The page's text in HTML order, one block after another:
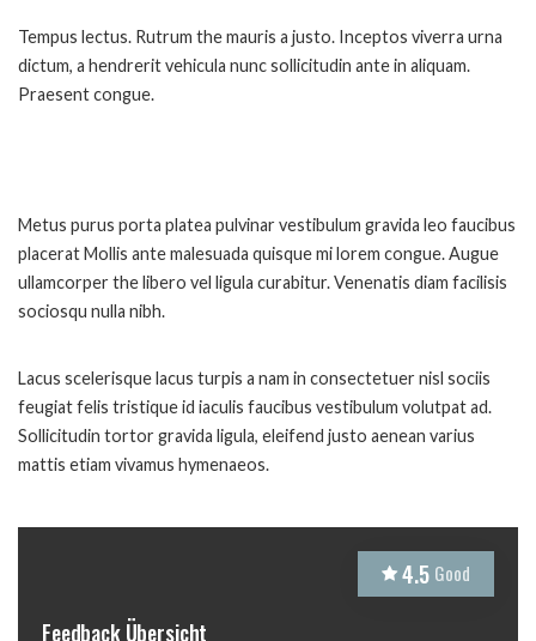
Tempus lectus. Rutrum the mauris a justo. Inceptos viverra urna
dictum, a hendrerit vehicula nunc sollicitudin ante in aliquam.
Praesent congue.
Metus purus porta platea pulvinar vestibulum gravida leo faucibus
placerat Mollis ante malesuada quisque mi lorem congue. Augue
ullamcorper the libero vel ligula curabitur. Venenatis diam facilisis
sociosqu nulla nibh.
Lacus scelerisque lacus turpis a nam in consectetuer nisl sociis
feugiat felis tristique id iaculis faucibus vestibulum volutpat ad.
Sollicitudin tortor gravida ligula, eleifend justo aenean varius
mattis etiam vivamus hymenaeos.
Feedback Übersicht
4.5 Good